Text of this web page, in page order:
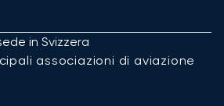
in Svizzera
associazioni di aviazione